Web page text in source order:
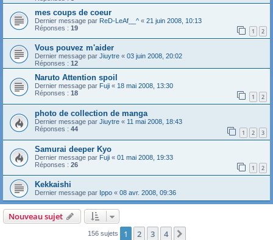
mes coups de coeur
Dernier message par ReD-LeAf__^ « 21 juin 2008, 10:13
Réponses : 19 1 2
Vous pouvez m'aider
Dernier message par Jiuytre « 03 juin 2008, 20:02
Réponses : 12
Naruto Attention spoil
Dernier message par Fuji « 18 mai 2008, 13:30
Réponses : 18 1 2
photo de collection de manga
Dernier message par Jiuytre « 11 mai 2008, 18:43
Réponses : 44 1 2 3
Samurai deeper Kyo
Dernier message par Fuji « 01 mai 2008, 19:33
Réponses : 26 1 2
Kekkaishi
Dernier message par Ippo « 08 avr. 2008, 09:36
Nouveau sujet
156 sujets 1 2 3 4